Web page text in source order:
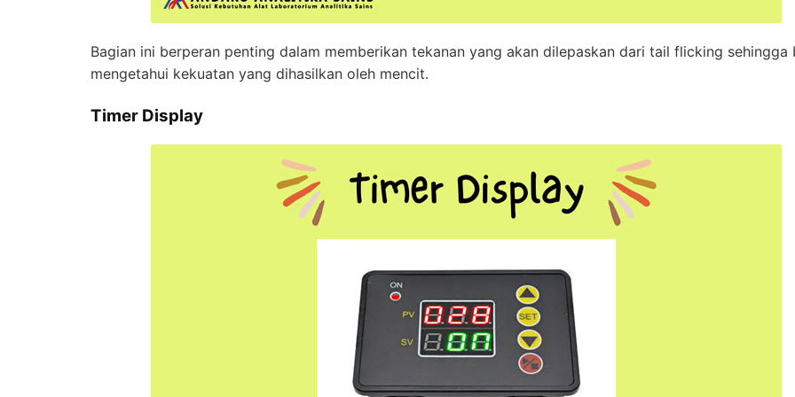
Bagian ini berperan penting dalam memberikan tekanan yang akan dilepaskan dari tail flicking sehingga
mengetahui kekuatan yang dihasilkan oleh mencit.
Timer Display